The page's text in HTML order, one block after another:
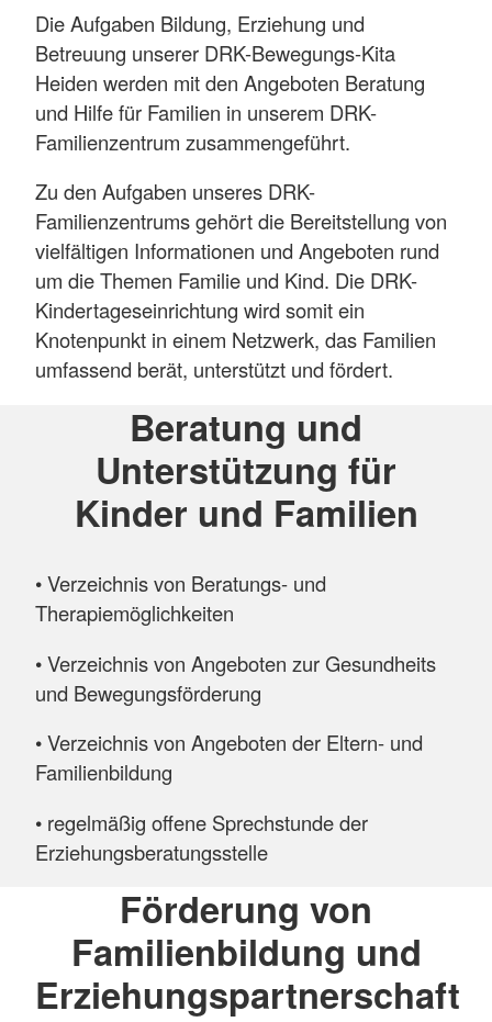
Die Aufgaben Bildung, Erziehung und
Betreuung unserer DRK-Bewegungs-Kita
Heiden werden mit den Angeboten Beratung
und Hilfe für Familien in unserem DRK-
Familienzentrum zusammengeführt.
Zu den Aufgaben unseres DRK-
Familienzentrums gehört die Bereitstellung von
vielfältigen Informationen und Angeboten rund
um die Themen Familie und Kind. Die DRK-
Kindertageseinrichtung wird somit ein
Knotenpunkt in einem Netzwerk, das Familien
umfassend berät, unterstützt und fördert.
Beratung und
Unterstützung für
Kinder und Familien
• Verzeichnis von Beratungs- und
Therapiemöglichkeiten
• Verzeichnis von Angeboten zur Gesundheits
und Bewegungsförderung
• Verzeichnis von Angeboten der Eltern- und
Familienbildung
• regelmäßig offene Sprechstunde der
Erziehungsberatungsstelle
Förderung von
Familienbildung und
Erziehungspartnerschaft